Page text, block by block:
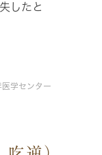
したと
医学センター